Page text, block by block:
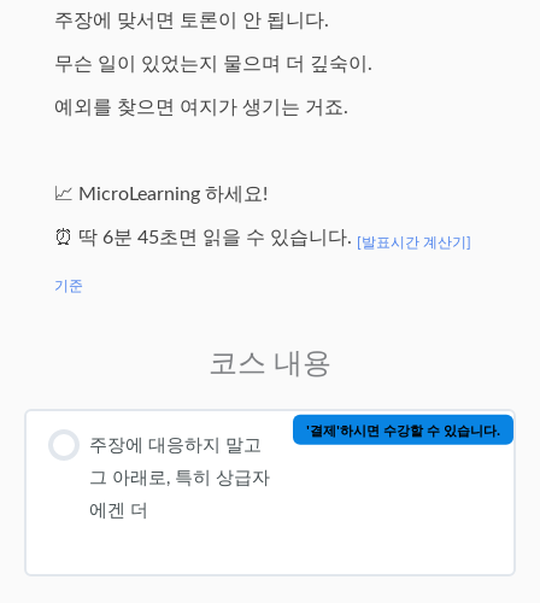
주장에 맞서면 토론이 안 됩니다.
무슨 일이 있었는지 물으며 더 깊숙이.
예외를 찾으면 여지가 생기는 거죠.
📈 MicroLearning 하세요!
⏰ 딱 6분 45초면 읽을 수 있습니다. [발표시간 계산기]
기준
코스 내용
주장에 대응하지 말고
그 아래로, 특히 상급자
에겐 더
'결제'하시면 수강할 수 있습니다.